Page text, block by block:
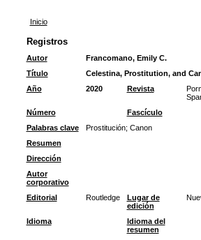
Inicio
Registros
Autor
Francomano, Emily C.
Título
Celestina, Prostitution, and
Año
2020 Revista
Número
Fascículo
Palabras clave
Prostitución; Canon
Resumen
Dirección
Autor
corporativo
Editorial
Routledge
Lugar de
edición
Idioma
Idioma del
resumen